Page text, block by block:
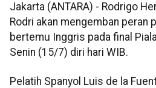
Jakarta (ANTARA) - Rodrigo
Rodri akan mengemban peran
bertemu Inggris pada final
Senin (15/7) diri hari WIB.
Pelatih Spanyol Luis de la